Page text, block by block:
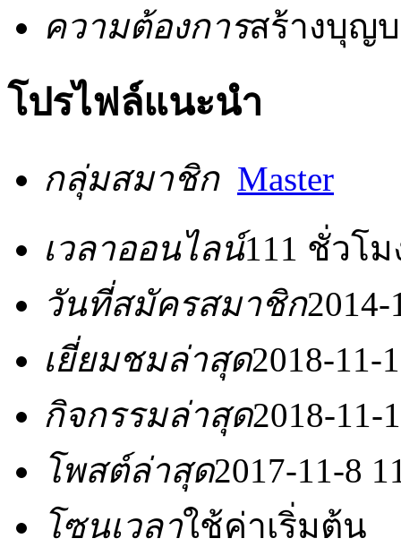
ความต้องการสร้างบุญ
โปรไฟล์แนะนำ
กลุ่มสมาชิก Master
เวลาออนไลน์111 ชั่วโม
วันที่สมัครสมาชิก2014-
เยี่ยมชมล่าสุด2018-11-
กิจกรรมล่าสุด2018-11-
โพสต์ล่าสุด2017-11-8
โซนเวลาใช้ค่าเริ่มต้น